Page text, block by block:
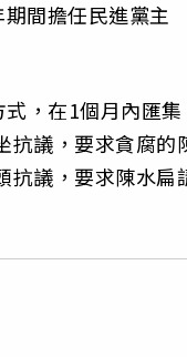
間擔任民進黨主
，在1個月內匯集
抗議，要求貪腐的
抗議，要求陳水扁